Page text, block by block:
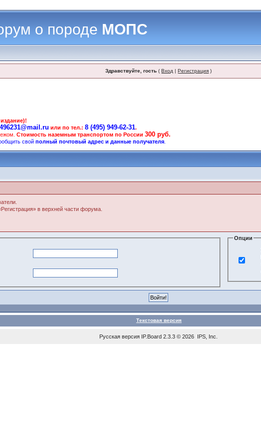
о породеМОПС
Здравствуйте, гость (Вход |Регистрация )
или по тел.:8 (495) 949-62-31.
Стоимость наземным транспортом по России300 руб.
свойполный почтовый адрес и данные получателя
в верхней части форума.
Опции
Текстовая версия
Русская версия IP.Board 2.3.3 © 2026 IPS, Inc